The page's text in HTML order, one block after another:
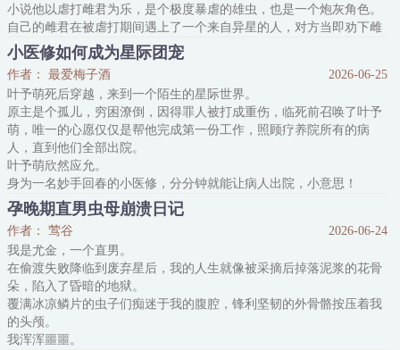
*
为了调查一桩尘封的旧案
小说他以虐打雌君为乐，是个极度暴虐的雄虫，也是一个炮灰角色。
自己的雌君在被虐打期间遇上了一个来自异星的人，对方当即劝下雌
君和安源离婚，并在和自己曾经的雌君结婚后在星网上公布了安源的
暴虐行为。
同时他带头宣扬“雄虫当自强”，“是男人就应该宠老婆”的言论，并以
身作则，在星网上公布自己的宠妻日常。
虫族自此掀起一阵宠妻热
小医修如何成为星际团宠
作者： 最爱梅子酒
2026-06-25
叶予萌死后穿越，来到一个陌生的星际世界。
原主是个孤儿，穷困潦倒，因得罪人被打成重伤，临死前召唤了叶予
萌，唯一的心愿仅仅是帮他完成第一份工作，照顾疗养院所有的病
人，直到他们全部出院。
叶予萌欣然应允。
身为一名妙手回春的小医修，分分钟就能让病人出院，小意思！
于是，他拖着还没痊愈的断腿，一瘸一拐去医疗星报道，然而等看到
值班病房中，一屋子的小动物时，他不免陷入了迷茫。
嗯？原主你清醒一点，你确定你需要的是医修吗？卧槽，怎么还有植
物？！
不过，看着一屋子气息奄奄的小可怜们，叶予萌还是心软了。
他
孕晚期直男虫母崩溃日记
作者： 莺谷
2026-06-24
我是尤金，一个直男。
在偷渡失败降临到废弃星后，我的人生就像被采摘后掉落泥浆的花骨
朵，陷入了昏暗的地狱。
覆满冰凉鳞片的虫子们痴迷于我的腹腔，锋利坚韧的外骨骼按压着我
的头颅。
我浑浑噩噩。